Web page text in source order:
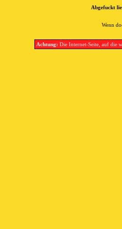
Abgefuckt
Wenn
Achtung: Die Internet-Seite, auf die